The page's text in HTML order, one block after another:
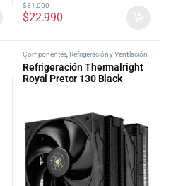
$22.990
$31.000
Componentes,Refrigeración y Ventilación
de PC
Refrigeración Thermalright
Royal Pretor 130 Black